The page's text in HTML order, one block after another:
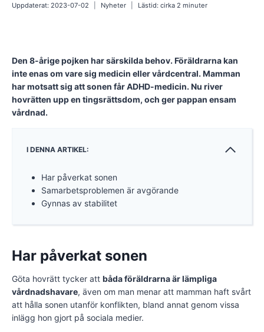
Uppdaterat: 2023-07-02 Nyheter Lästid: cirka2minuter
Den 8-årige pojken har särskilda behov. Föräldrarna kan
inte enas om vare sig medicin eller vårdcentral. Mamman
har motsatt sig att sonen får ADHD-medicin. Nu river
hovrätten upp en tingsrättsdom, och ger pappan ensam
vårdnad.
I DENNA ARTIKEL:
Har påverkat sonen
Samarbetsproblemen är avgörande
Gynnas av stabilitet
Har påverkat sonen
Göta hovrätt tycker att båda föräldrarna är lämpliga
vårdnadshavare, även om man menar att mamman haft svårt
att hålla sonen utanför konflikten, bland annat genom vissa
inlägg hon gjort på sociala medier.